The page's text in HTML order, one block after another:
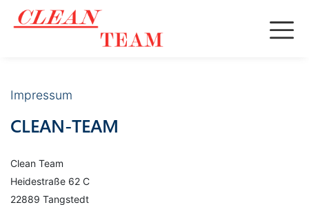
Impressum
CLEAN-TEAM
Clean Team
Heidestraße 62 C
22889 Tangstedt